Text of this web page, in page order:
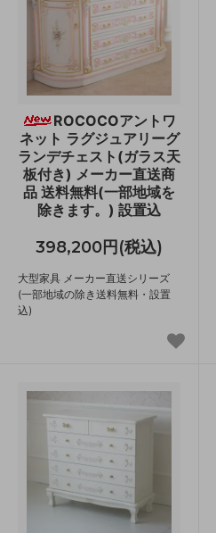
ROCOCOアントワ
ネット ラグジュアリーグ
ランデチェスト(ガラス天
板付き) メーカー直送商
品 送料無料(一部地域を
除きます。) 設置込
398,200円(税込)
大型家具 メーカー直送シリーズ
(一部地域の除き送料無料・設置
込)